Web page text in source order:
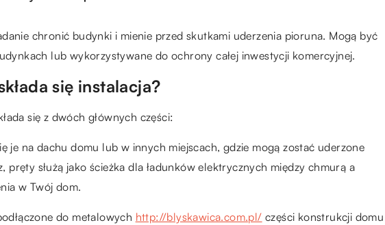
chronić budynki i mienie przed skutkami uderzenia pioruna. Mogą być
lub wykorzystywane do ochrony całej inwestycji komercyjnej.
się instalacja?
się z dwóch głównych części:
je na dachu domu lub w innych miejscach, gdzie mogą zostać uderzone
pręty służą jako ścieżka dla ładunków elektrycznych między chmurą a
w Twój dom.
do metalowych http://blyskawica.com.pl/ części konstrukcji